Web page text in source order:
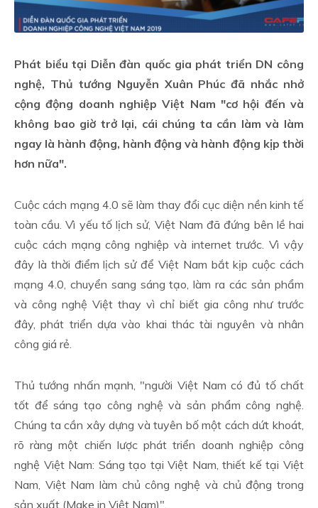
Phát biểu tại Diễn đàn quốc gia phát triển DN công
nghệ, Thủ tướng Nguyễn Xuân Phúc đã nhắc nhở
cộng động doanh nghiệp Việt Nam "cơ hội đến và
không bao giờ trở lại, cái chúng ta cần làm và làm
ngay là hành động, hành động và hành động kịp thời
hơn nữa".
Cuộc cách mạng 4.0 sẽ làm thay đổi cục diện nền kinh tế
toàn cầu. Vì yếu tố lịch sử, Việt Nam đã đứng bên lề hai
cuộc cách mạng công nghiệp và internet trước. Vì vậy
đây là thời điểm lịch sử để Việt Nam bắt kịp cuộc cách
mạng 4.0, chuyển sang sáng tạo, làm ra các sản phẩm
và công nghệ Việt thay vì chỉ biết gia công như trước
đây, phát triển dựa vào khai thác tài nguyên và nhân
công giá rẻ.
Thủ tướng nhấn mạnh, "người Việt Nam có đủ tố chất
tốt để sáng tạo công nghệ và sản phẩm công nghệ.
Chúng ta cần xây dựng và tuyên bố một cách dứt khoát,
rõ ràng một chiến lược phát triển doanh nghiệp công
nghệ Việt Nam: Sáng tạo tại Việt Nam, thiết kế tại Việt
Nam, Việt Nam làm chủ công nghệ và chủ động trong
sản xuất (Make in Việt Nam)".